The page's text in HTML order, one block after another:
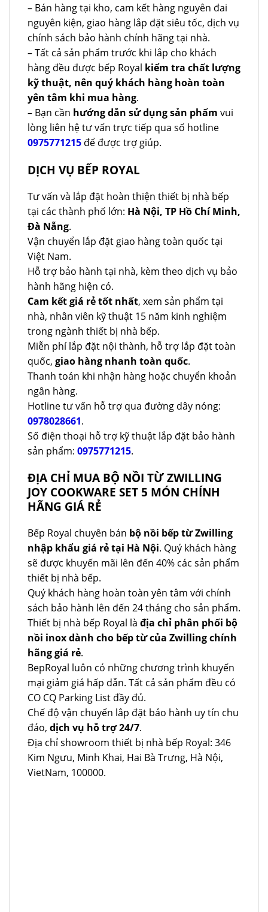
– Bán hàng tại kho, cam kết hàng nguyên đai
nguyên kiện, giao hàng lắp đặt siêu tốc, dịch vụ
chính sách bảo hành chính hãng tại nhà.
– Tất cả sản phẩm trước khi lắp cho khách
hàng đều được bếp Royal kiểm tra chất lượng
kỹ thuật, nên quý khách hàng hoàn toàn
yên tâm khi mua hàng.
– Bạn cần hướng dẫn sử dụng sản phẩm vui
lòng liên hệ tư vấn trực tiếp qua số hotline
0975771215 để được trợ giúp.
DỊCH VỤ BẾP ROYAL
Tư vấn và lắp đặt hoàn thiện thiết bị nhà bếp
tại các thành phố lớn: Hà Nội, TP Hồ Chí Minh,
Đà Nẵng.
Vận chuyển lắp đặt giao hàng toàn quốc tại
Việt Nam.
Hỗ trợ bảo hành tại nhà, kèm theo dịch vụ bảo
hành hãng hiện có.
Cam kết giá rẻ tốt nhất, xem sản phẩm tại
nhà, nhân viên kỹ thuật 15 năm kinh nghiệm
trong ngành thiết bị nhà bếp.
Miễn phí lắp đặt nội thành, hỗ trợ lắp đặt toàn
quốc, giao hàng nhanh toàn quốc.
Thanh toán khi nhận hàng hoặc chuyển khoản
ngân hàng.
Hotline tư vấn hỗ trợ qua đường dây nóng:
0978028661.
Số điện thoại hỗ trợ kỹ thuật lắp đặt bảo hành
sản phẩm: 0975771215.
ĐỊA CHỈ MUA BỘ NỒI TỪ ZWILLING
JOY COOKWARE SET 5 MÓN CHÍNH
HÃNG GIÁ RẺ
Bếp Royal chuyên bán bộ nồi bếp từ Zwilling
nhập khẩu giá rẻ tại Hà Nội. Quý khách hàng
sẽ được khuyến mãi lên đến 40% các sản phẩm
thiết bị nhà bếp.
Quý khách hàng hoàn toàn yên tâm với chính
sách bảo hành lên đến 24 tháng cho sản phẩm.
Thiết bị nhà bếp Royal là địa chỉ phân phối bộ
nồi inox dành cho bếp từ của Zwilling chính
hãng giá rẻ.
BepRoyal luôn có những chương trình khuyến
mại giảm giá hấp dẫn. Tất cả sản phẩm đều có
CO CQ Parking List đầy đủ.
Chế độ vận chuyển lắp đặt bảo hành uy tín chu
đáo, dịch vụ hỗ trợ 24/7.
Địa chỉ showroom thiết bị nhà bếp Royal: 346
Kim Ngưu, Minh Khai, Hai Bà Trưng, Hà Nội,
VietNam, 100000.